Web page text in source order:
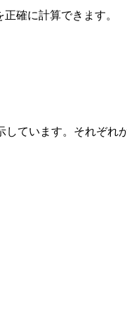
確に計算できます。
ています。それぞれ